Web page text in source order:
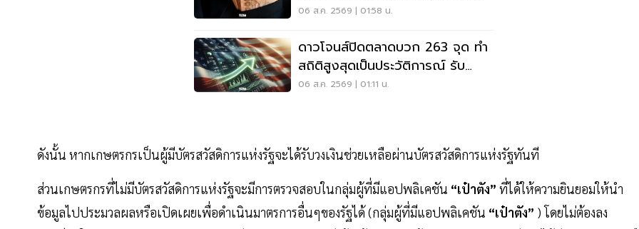
สัปดาห์
06 ส.ค. 2569 | 01:58 น.
ดาวโจนส์ปิดตลาดบวก 263 จุด ทำ
สถิติสูงสุดเป็นประวัติการณ์ รับ
ข่าวดีสหรัฐฯ-อิหร่าน
06 ส.ค. 2569 | 01:11 น.
ดังนั้น หากเกษตรกรเป็นผู้มีบัตรสวัสดิการแห่งรัฐจะได้รับวงเงินช่วยเหลือผ่านบัตรสวัสดิการแห่งรัฐทันที
ส่วนเกษตรกรที่ไม่มีบัตรสวัสดิการแห่งรัฐจะมีการตรวจสอบในกลุ่มผู้ที่มีแอปพลิเคชัน “เป๋าตัง” ที่ได้ให้ความยินยอมให้นำ
ข้อมูลไปประมวลผลหรือเปิดเผยเพื่อดำเนินมาตรการอื่นๆของรัฐได้ (กลุ่มผู้ที่มีแอปพลิเคชัน “เป๋าตัง” ) โดยไม่ต้องลง